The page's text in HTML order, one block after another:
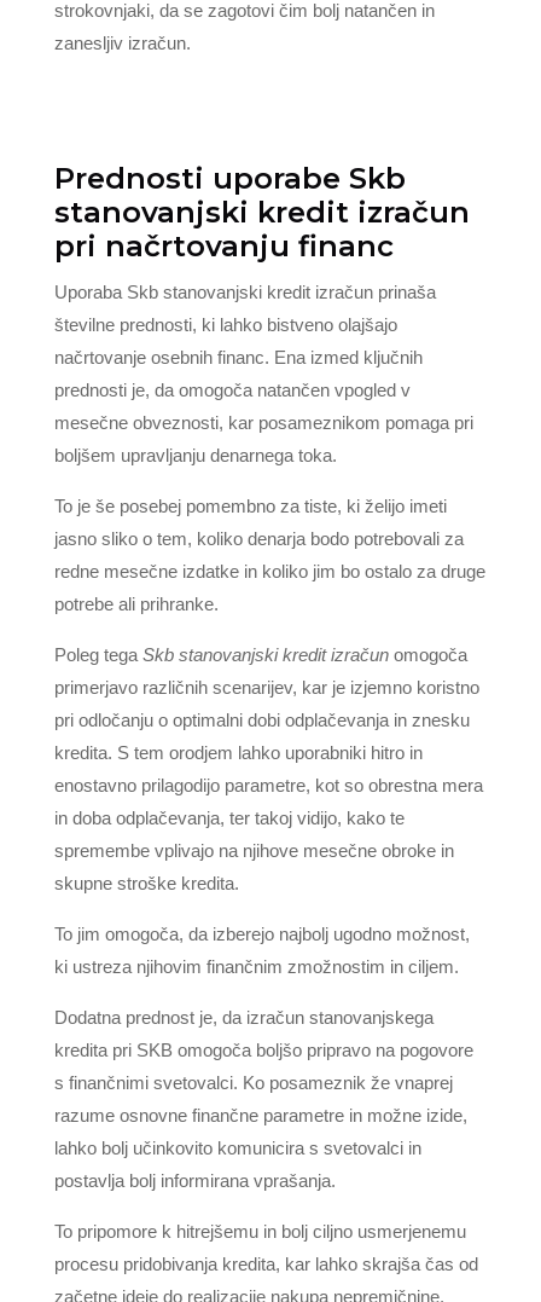
strokovnjaki, da se zagotovi čim bolj natančen in
zanesljiv izračun.
Prednosti uporabe Skb
stanovanjski kredit izračun
pri načrtovanju financ
Uporaba Skb stanovanjski kredit izračun prinaša
številne prednosti, ki lahko bistveno olajšajo
načrtovanje osebnih financ. Ena izmed ključnih
prednosti je, da omogoča natančen vpogled v
mesečne obveznosti, kar posameznikom pomaga pri
boljšem upravljanju denarnega toka.
To je še posebej pomembno za tiste, ki želijo imeti
jasno sliko o tem, koliko denarja bodo potrebovali za
redne mesečne izdatke in koliko jim bo ostalo za druge
potrebe ali prihranke.
Poleg tega Skb stanovanjski kredit izračunomogoča
primerjavo različnih scenarijev, kar je izjemno koristno
pri odločanju o optimalni dobi odplačevanja in znesku
kredita. S tem orodjem lahko uporabniki hitro in
enostavno prilagodijo parametre, kot so obrestna mera
in doba odplačevanja, ter takoj vidijo, kako te
spremembe vplivajo na njihove mesečne obroke in
skupne stroške kredita.
To jim omogoča, da izberejo najbolj ugodno možnost,
ki ustreza njihovim finančnim zmožnostim in ciljem.
Dodatna prednost je, da izračun stanovanjskega
kredita pri SKB omogoča boljšo pripravo na pogovore
s finančnimi svetovalci. Ko posameznik že vnaprej
razume osnovne finančne parametre in možne izide,
lahko bolj učinkovito komunicira s svetovalci in
postavlja bolj informirana vprašanja.
To pripomore k hitrejšemu in bolj ciljno usmerjenemu
procesu pridobivanja kredita, kar lahko skrajša čas od
začetne ideje do realizacije nakupa nepremičnine.